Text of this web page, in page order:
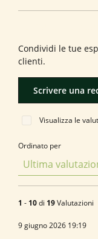
Condividi le tue
clienti.
Scrivere una
Visualizza le
Ordinato per
1 - 10di 19Valutazioni
9 giugno 2026 19:19